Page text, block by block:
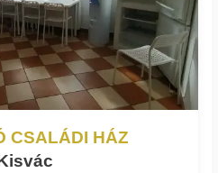
CSALÁDI HÁZ